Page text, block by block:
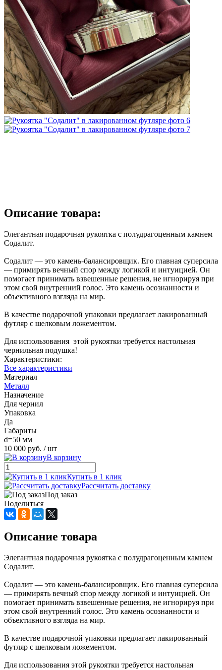
Описание товара:
Элегантная подарочная рукоятка с полудрагоценным камнем
Содалит.
Содалит — это камень-балансировщик. Его главная суперсила
— примирять вечный спор между логикой и интуицией. Он
помогает принимать взвешенные решения, не игнорируя при
этом свой внутренний голос. Это камень осознанности и
объективного взгляда на мир.
В качестве подарочной упаковки предлагает лакированный
футляр с шелковым ложементом.
Для использования этой рукоятки требуется настольная
чернильная подушка!
Характеристики:
Все характеристики
Материал
Металл
Назначение
Для чернил
Упаковка
Да
Габариты
d=50 мм
10 000 руб. / шт
В корзину
Купить в 1 клик
Рассчитать доставку
Под заказ
Поделиться
Описание товара
Элегантная подарочная рукоятка с полудрагоценным камнем
Содалит.
Содалит — это камень-балансировщик. Его главная суперсила
— примирять вечный спор между логикой и интуицией. Он
помогает принимать взвешенные решения, не игнорируя при
этом свой внутренний голос. Это камень осознанности и
объективного взгляда на мир.
В качестве подарочной упаковки предлагает лакированный
футляр с шелковым ложементом.
Для использования этой рукоятки требуется настольная